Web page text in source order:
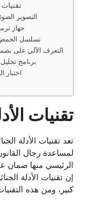
تقنيات
التصوير
جهاز
تسلسل الحمض
التعرف الآلي على
برنامج تحليل
اختبار
تقنيات
تعد تقنيات الأدلة
لمساعدة رجال
الرئيسي منها ضمان
إن تقنيات الأدلة
كبير، ومن هذه